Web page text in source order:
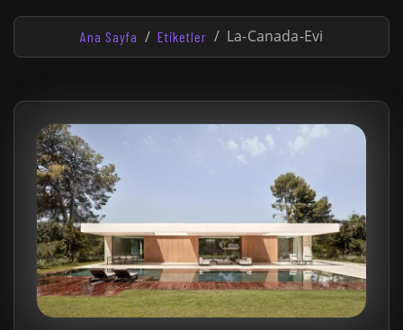
Ana Sayfa Etiketler La-Canada-Evi